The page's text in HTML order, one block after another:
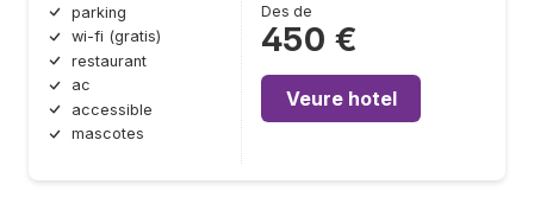
parking
wi-fi (gratis)
restaurant
ac
accessible
mascotes
Des de
450 €
Veure hotel